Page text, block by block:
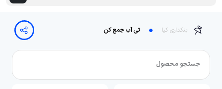
بنکداری کیا تی آب جمع کن
جستجو محصول